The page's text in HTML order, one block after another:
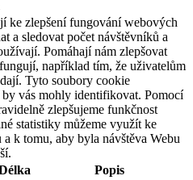
ke zlepšení fungování webových
a sledovat počet návštěvníků a
Pomáhají nám zlepšovat
například tím, že uživatelům
Tyto soubory cookie
vás mohly identifikovat. Pomocí
zlepšujeme funkčnost
statistiky můžeme využít ke
k tomu, aby byla návštěva Webu
Popis